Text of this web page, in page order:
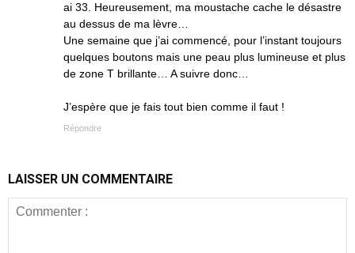
ai 33. Heureusement, ma moustache cache le désastre
au dessus de ma lèvre…
Une semaine que j’ai commencé, pour l’instant toujours
quelques boutons mais une peau plus lumineuse et plus
de zone T brillante… A suivre donc…
J’espère que je fais tout bien comme il faut !
Répondre
LAISSER UN COMMENTAIRE